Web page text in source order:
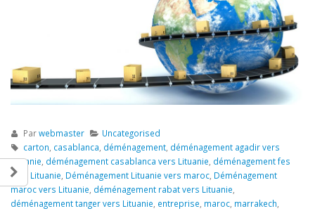
Parwebmaster
Uncategorised
carton, casablanca, déménagement, déménagement agadir vers
Lituanie, déménagement casablanca vers Lituanie, déménagement fes
vers Lituanie, Déménagement Lituanie vers maroc, Déménagement
maroc vers Lituanie, déménagement rabat vers Lituanie,
déménagement tanger vers Lituanie, entreprise, maroc, marrakech,